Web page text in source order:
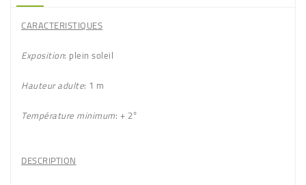
CARACTERISTIQUES
Exposition: plein soleil
Hauteur adulte: 1 m
Température minimum: + 2°
DESCRIPTION